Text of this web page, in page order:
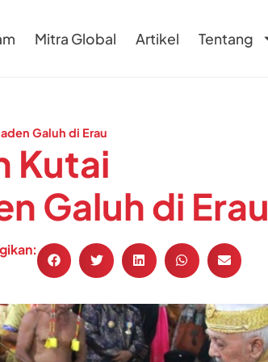
Mitra Global Artikel Tentang
Galuh di Erau
Kutai
Galuh di Erau